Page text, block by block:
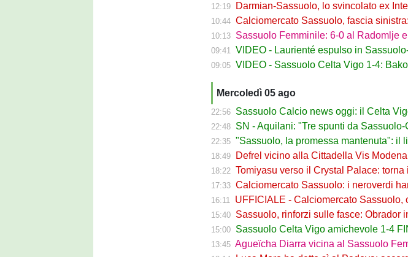
12:19 Darmian-Sassuolo, lo svincolato ex Inter tra le
10:44 Calciomercato Sassuolo, fascia sinistra:
10:13 Sassuolo Femminile: 6-0 al Radomlje e 1-0 contro
09:41 VIDEO - Laurienté espulso in Sassuolo-Celta
09:05 VIDEO - Sassuolo Celta Vigo 1-4: Bakola
Mercoledì 05 ago
22:56 Sassuolo Calcio news oggi: il Celta Vigo passa
22:48 SN - Aquilani: "Tre spunti da Sassuolo-Celta Vigo.
22:35 "Sassuolo, la promessa mantenuta": il libro sul riscatto
18:49 Defrel vicino alla Cittadella Vis Modena: l’ex
18:22 Tomiyasu verso il Crystal Palace: torna in
17:33 Calciomercato Sassuolo: i neroverdi hanno
16:11 UFFICIALE - Calciomercato Sassuolo, ceduto
15:40 Sassuolo, rinforzi sulle fasce: Obrador in pole a
15:00 Sassuolo Celta Vigo amichevole 1-4 FINALE:
13:45 Agueïcha Diarra vicina al Sassuolo Femminile: